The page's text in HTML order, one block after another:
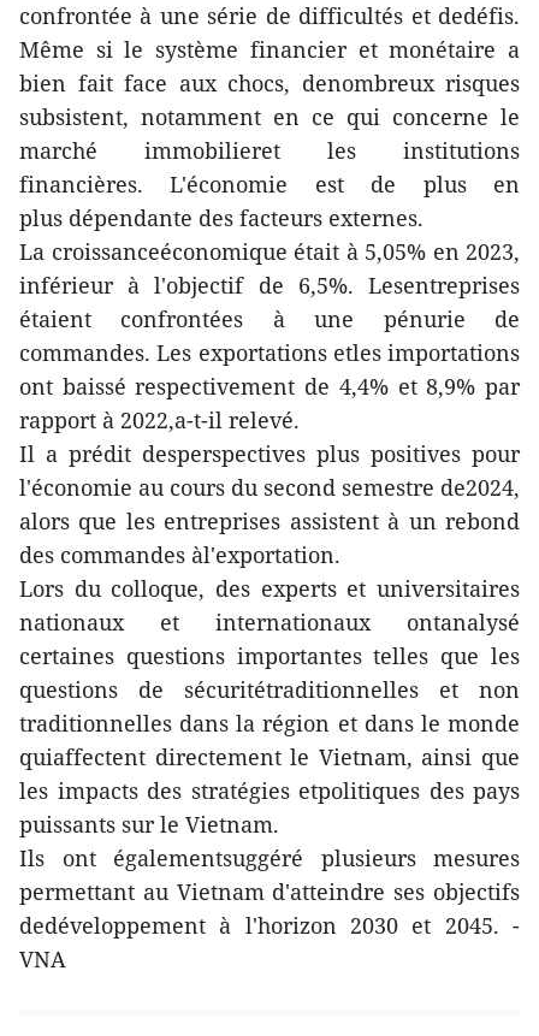
confrontée à une série de difficultés et dedéfis.
Même si le système financier et monétaire a
bien fait face aux chocs, denombreux risques
subsistent, notamment en ce qui concerne le
marché immobilieret les institutions
financières. L'économie est de plus en
plus dépendante des facteurs externes.
La croissanceéconomique était à 5,05% en 2023,
inférieur à l'objectif de 6,5%. Lesentreprises
étaient confrontées à une pénurie de
commandes. Les exportations etles importations
ont baissé respectivement de 4,4% et 8,9% par
rapport à 2022,a-t-il relevé.
Il a prédit desperspectives plus positives pour
l'économie au cours du second semestre de2024,
alors que les entreprises assistent à un rebond
des commandes àl'exportation.
Lors du colloque, des experts et universitaires
nationaux et internationaux ontanalysé
certaines questions importantes telles que les
questions de sécuritétraditionnelles et non
traditionnelles dans la région et dans le monde
quiaffectent directement le Vietnam, ainsi que
les impacts des stratégies etpolitiques des pays
puissants sur le Vietnam.
Ils ont égalementsuggéré plusieurs mesures
permettant au Vietnam d'atteindre ses objectifs
dedéveloppement à l'horizon 2030 et 2045. -
VNA